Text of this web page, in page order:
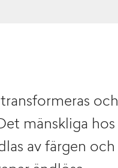
och
mänskliga hos
av färgen och